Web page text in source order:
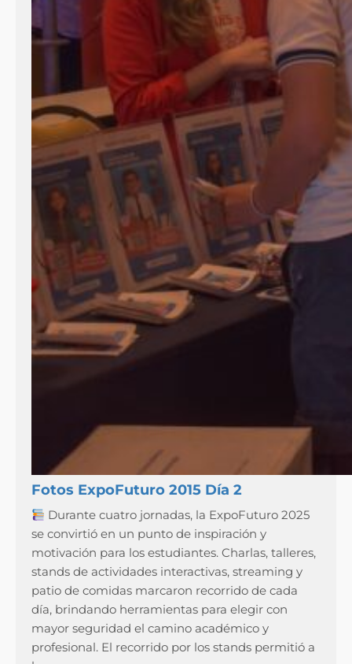
Fotos ExpoFuturo 2015 Día 2
Durante cuatro jornadas, la ExpoFuturo 2025
se convirtió en un punto de inspiración y
motivación para los estudiantes. Charlas, talleres,
stands de actividades interactivas, streaming y
patio de comidas marcaron recorrido de cada
día, brindando herramientas para elegir con
mayor seguridad el camino académico y
profesional. El recorrido por los stands permitió a